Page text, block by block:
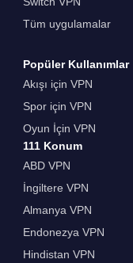
Tüm uygulamalar
Popüler Kullanımlar
Akışı için VPN
Spor için VPN
Oyun İçin VPN
111 Konum
ABD VPN
İngiltere VPN
Almanya VPN
Endonezya VPN
Hindistan VPN